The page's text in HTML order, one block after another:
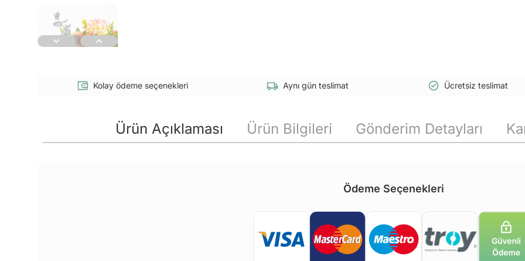
Kolay ödeme seçenekleri Aynı gün teslimat Ücretsiz teslimat
Ürün Açıklaması Ürün Bilgileri Gönderim Detayları
Ödeme Seçenekleri